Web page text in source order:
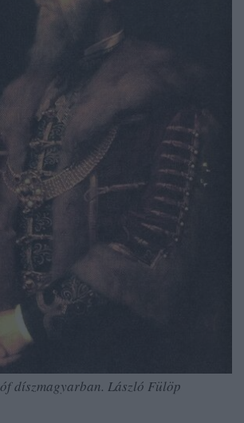
díszmagyarban. László Fülöp